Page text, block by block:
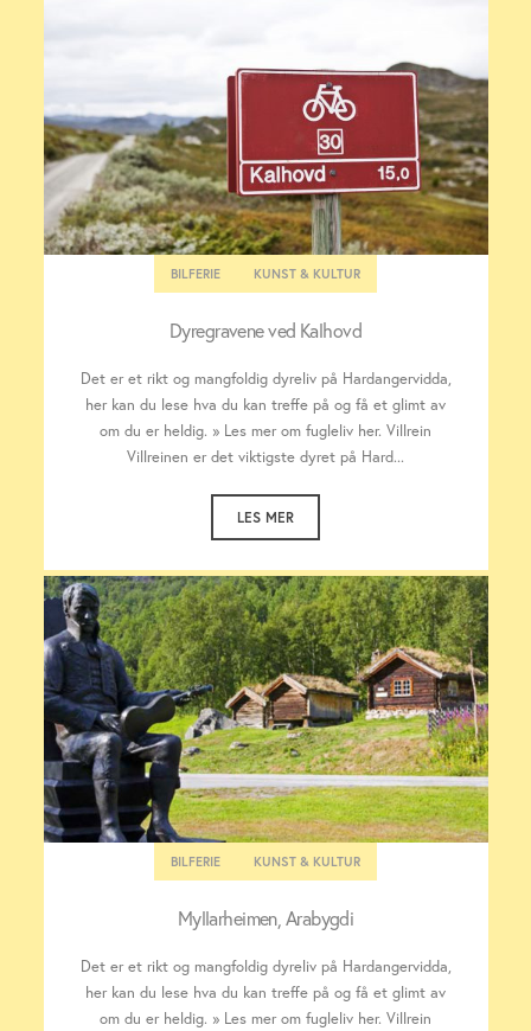
BILFERIE KUNST & KULTUR
Dyregravene ved Kalhovd
Det er et rikt og mangfoldig dyreliv på Hardangervidda,
her kan du lese hva du kan treffe på og få et glimt av
om du er heldig. » Les mer om fugleliv her. Villrein
Villreinen er det viktigste dyret på Hard...
LES MER
BILFERIE KUNST & KULTUR
Myllarheimen, Arabygdi
Det er et rikt og mangfoldig dyreliv på Hardangervidda,
her kan du lese hva du kan treffe på og få et glimt av
om du er heldig. » Les mer om fugleliv her. Villrein